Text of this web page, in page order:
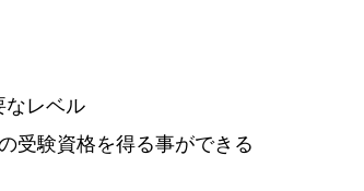
なレベル
受験資格を得る事ができる